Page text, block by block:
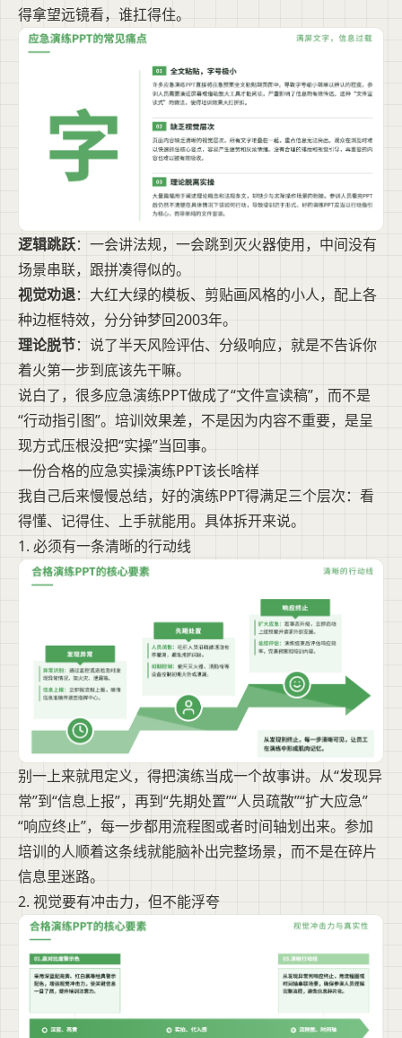
得拿望远镜看，谁扛得住。
逻辑跳跃：一会讲法规，一会跳到灭火器使用，中间没有
场景串联，跟拼凑得似的。
视觉劝退：大红大绿的模板、剪贴画风格的小人，配上各
种边框特效，分分钟梦回2003年。
理论脱节：说了半天风险评估、分级响应，就是不告诉你
着火第一步到底该先干嘛。
说白了，很多应急演练PPT做成了“文件宣读稿”，而不是
“行动指引图”。培训效果差，不是因为内容不重要，是呈
现方式压根没把“实操”当回事。
一份合格的应急实操演练PPT该长啥样
我自己后来慢慢总结，好的演练PPT得满足三个层次：看
得懂、记得住、上手就能用。具体拆开来说。
1. 必须有一条清晰的行动线
别一上来就甩定义，得把演练当成一个故事讲。从“发现异
常”到“信息上报”，再到“先期处置”“人员疏散”“扩大应急”
“响应终止”，每一步都用流程图或者时间轴划出来。参加
培训的人顺着这条线就能脑补出完整场景，而不是在碎片
信息里迷路。
2. 视觉要有冲击力，但不能浮夸